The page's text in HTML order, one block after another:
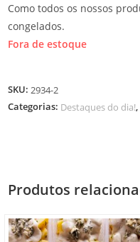
Como todos os nossos
congelados.
Fora de estoque
SKU: 2934-2
Categorias: Destaques do dia!,
Produtos